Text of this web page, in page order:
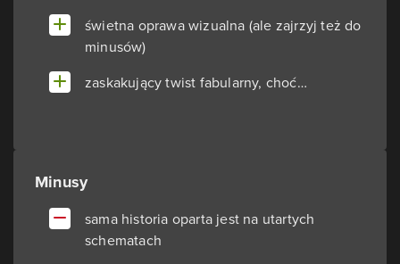
świetna oprawa wizualna (ale zajrzyj też do
minusów)
zaskakujący twist fabularny, choć…
Minusy
sama historia oparta jest na utartych
schematach